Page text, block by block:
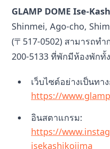
GLAMP DOME Ise-
Shinmei, Ago-cho,
(〒517-0502) สามารถท
200-5133 ที่พักมีห้องพักทั้
เว็บไซต์อย่างเป็นทา
https://
อินสตาแกรม:
https://
isekashikojima